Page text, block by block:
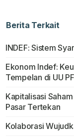
Berita Terkait
INDEF: Sistem
Ekonom Indef:
Tempelan di UU
Kapitalisasi
Pasar Tertekan
Kolaborasi